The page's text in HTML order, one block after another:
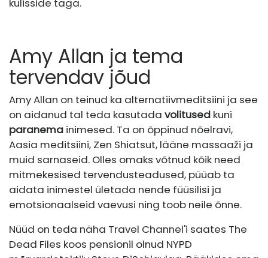
Amy Allan ja tema
tervendav jõud
Amy Allan on teinud ka alternatiivmeditsiini ja see
on aidanud tal teda kasutada volitused kuni
paranema inimesed. Ta on õppinud nõelravi,
Aasia meditsiini, Zen Shiatsut, lääne massaaži ja
muid sarnaseid. Olles omaks võtnud kõik need
mitmekesised tervendusteadused, püüab ta
aidata inimestel ületada nende füüsilisi ja
emotsionaalseid vaevusi ning toob neile õnne.
Nüüd on teda näha Travel Channel'i saates The
Dead Files koos pensionil olnud NYPD